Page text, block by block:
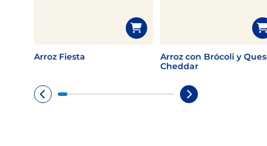
Arroz Fiesta
Arroz con Brócoli y
Cheddar